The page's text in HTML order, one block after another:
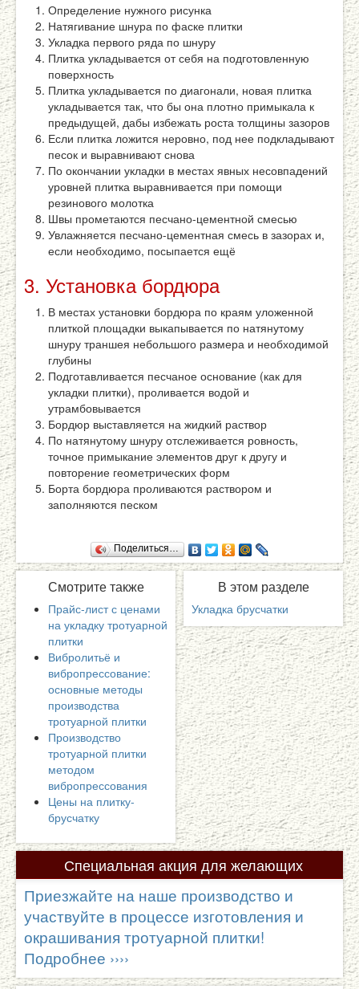
Определение нужного рисунка
Натягивание шнура по фаске плитки
Укладка первого ряда по шнуру
Плитка укладывается от себя на подготовленную
поверхность
Плитка укладывается по диагонали, новая плитка
укладывается так, что бы она плотно примыкала к
предыдущей, дабы избежать роста толщины зазоров
Если плитка ложится неровно, под нее подкладывают
песок и выравнивают снова
По окончании укладки в местах явных несовпадений
уровней плитка выравнивается при помощи
резинового молотка
Швы прометаются песчано-цементной смесью
Увлажняется песчано-цементная смесь в зазорах и,
если необходимо, посыпается ещё
3. Установка бордюра
В местах установки бордюра по краям уложенной
плиткой площадки выкапывается по натянутому
шнуру траншея небольшого размера и необходимой
глубины
Подготавливается песчаное основание (как для
укладки плитки), проливается водой и
утрамбовывается
Бордюр выставляется на жидкий раствор
По натянутому шнуру отслеживается ровность,
точное примыкание элементов друг к другу и
повторение геометрических форм
Борта бордюра проливаются раствором и
заполняются песком
Поделиться…
Смотритетакже
Прайс-лист с ценами
на укладку тротуарной
плитки
Вибролитьё и
вибропрессование:
основные методы
производства
тротуарной плитки
Производство
тротуарной плитки
методом
вибропрессования
Цены на плитку-
брусчатку
В этом разделе
Укладка брусчатки
Специальная акция для желающих
поучаствовать в производственном процессе!
Приезжайте на наше производство и
участвуйте в процессе изготовления и
окрашивания тротуарной плитки!
Подробнее ››››